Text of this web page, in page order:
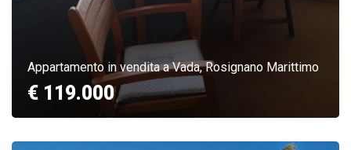
Appartamento in vendita a Vada, Rosignano Marittimo
€ 119.000